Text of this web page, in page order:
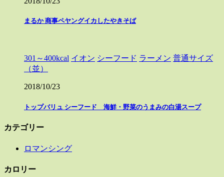
まるか 商事ペヤングイカしたやきそば
301～400kcal イオン シーフード ラーメン 普通サイズ
（並）
2018/10/23
トップバリュ シーフード 海鮮・野菜のうまみの白湯スープ
カテゴリー
ロマンシング
カロリー